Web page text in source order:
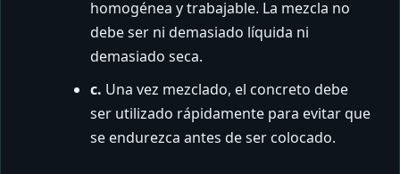
homogénea y trabajable. La mezcla no
debe ser ni demasiado líquida ni
demasiado seca.
c. Una vez mezclado, el concreto debe
ser utilizado rápidamente para evitar que
se endurezca antes de ser colocado.